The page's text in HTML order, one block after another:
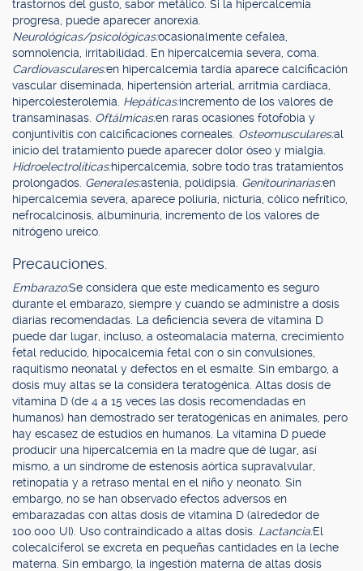
trastornos del gusto, sabor metálico. Si la hipercalcemia
progresa, puede aparecer anorexia.
Neurológicas/psicológicas:ocasionalmente cefalea,
somnolencia, irritabilidad. En hipercalcemia severa, coma.
Cardiovasculares:en hipercalcemia tardía aparece calcificación
vascular diseminada, hipertensión arterial, arritmia cardíaca,
hipercolesterolemia. Hepáticas:incremento de los valores de
transaminasas. Oftálmicas:en raras ocasiones fotofobia y
conjuntivitis con calcificaciones corneales. Osteomusculares:al
inicio del tratamiento puede aparecer dolor óseo y mialgia.
Hidroelectrolíticas:hipercalcemia, sobre todo tras tratamientos
prolongados. Generales:astenia, polidipsia. Genitourinarias:en
hipercalcemia severa, aparece poliuria, nicturia, cólico nefrítico,
nefrocalcinosis, albuminuria, incremento de los valores de
nitrógeno ureico.
Precauciones.
Embarazo:Se considera que este medicamento es seguro
durante el embarazo, siempre y cuando se administre a dosis
diarias recomendadas. La deficiencia severa de vitamina D
puede dar lugar, incluso, a osteomalacia materna, crecimiento
fetal reducido, hipocalcemia fetal con o sin convulsiones,
raquitismo neonatal y defectos en el esmalte. Sin embargo, a
dosis muy altas se la considera teratogénica. Altas dosis de
vitamina D (de 4 a 15 veces las dosis recomendadas en
humanos) han demostrado ser teratogénicas en animales, pero
hay escasez de estudios en humanos. La vitamina D puede
producir una hipercalcemia en la madre que dé lugar, así
mismo, a un síndrome de estenosis aórtica supravalvular,
retinopatía y a retraso mental en el niño y neonato. Sin
embargo, no se han observado efectos adversos en
embarazadas con altas dosis de vitamina D (alrededor de
100.000 UI). Uso contraindicado a altas dosis. Lactancia:El
colecalciferol se excreta en pequeñas cantidades en la leche
materna. Sin embargo, la ingestión materna de altas dosis